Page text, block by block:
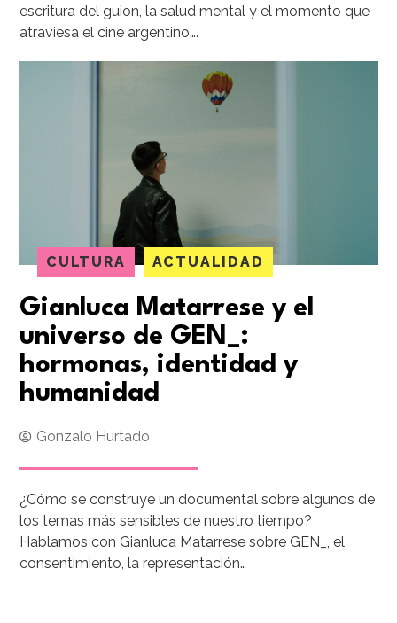
escritura del guion, la salud mental y el momento que
atraviesa el cine argentino….
CULTURA ACTUALIDAD
Gianluca Matarrese y el
universo de GEN_:
hormonas, identidad y
humanidad
Gonzalo Hurtado
¿Cómo se construye un documental sobre algunos de
los temas más sensibles de nuestro tiempo?
Hablamos con Gianluca Matarrese sobre GEN_, el
consentimiento, la representación…